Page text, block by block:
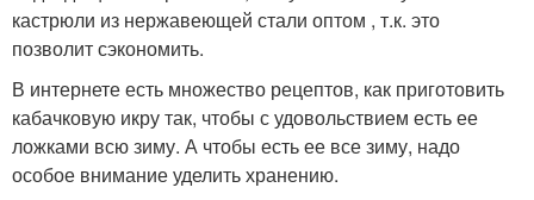
кастрюли из нержавеющей стали оптом , т.к. это
позволит сэкономить.
В интернете есть множество рецептов, как приготовить
кабачковую икру так, чтобы с удовольствием есть ее
ложками всю зиму. А чтобы есть ее все зиму, надо
особое внимание уделить хранению.